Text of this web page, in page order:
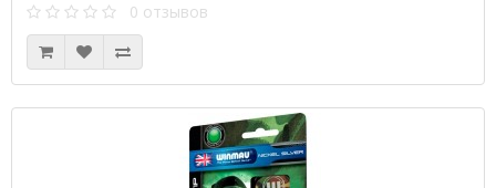
0 отзывов